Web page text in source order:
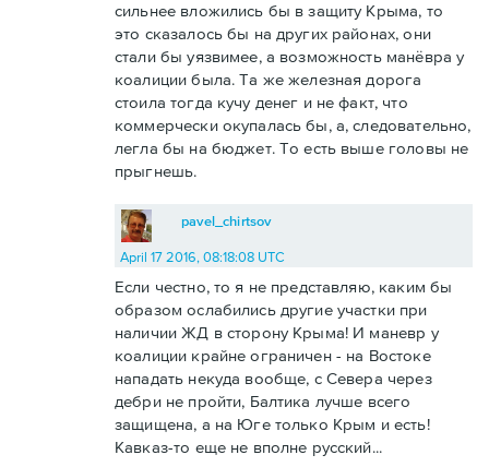
сильнее вложились бы в защиту Крыма, то
это сказалось бы на других районах, они
стали бы уязвимее, а возможность манёвра у
коалиции была. Та же железная дорога
стоила тогда кучу денег и не факт, что
коммерчески окупалась бы, а, следовательно,
легла бы на бюджет. То есть выше головы не
прыгнешь.
pavel_chirtsov
April 17 2016, 08:18:08 UTC
Если честно, то я не представляю, каким бы
образом ослабились другие участки при
наличии ЖД в сторону Крыма! И маневр у
коалиции крайне ограничен - на Востоке
нападать некуда вообще, с Севера через
дебри не пройти, Балтика лучше всего
защищена, а на Юге только Крым и есть!
Кавказ-то еще не вполне русский...